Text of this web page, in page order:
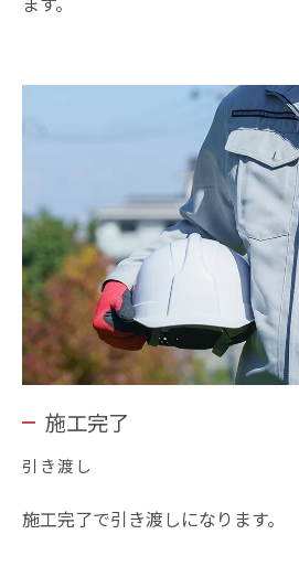
施工完了
引き渡し
施工完了で引き渡しになります。